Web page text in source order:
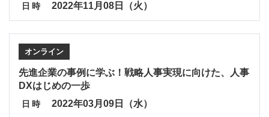
日時 2022年11月08日（火）
オンライン
先進企業の事例に学ぶ！戦略人事実現に向けた、人事
DXはじめの一歩
日時 2022年03月09日（水）